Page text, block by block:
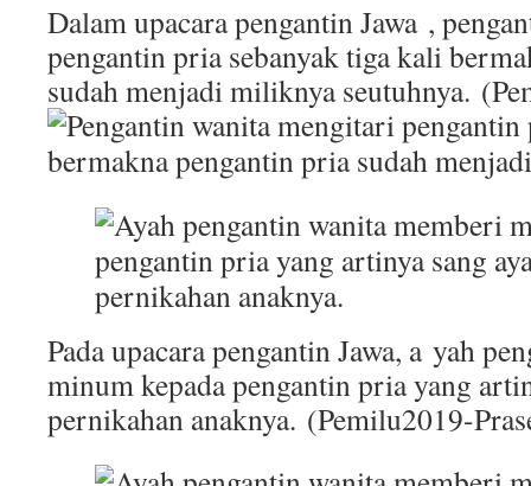
Dalam upacara pengantin Jawa ,
pengantin pria sebanyak tiga kali
sudah menjadi miliknya seutuhnya.
Pada upacara pengantin Jawa, a yah
minum kepada pengantin pria yang
pernikahan anaknya. (Pemilu2019-